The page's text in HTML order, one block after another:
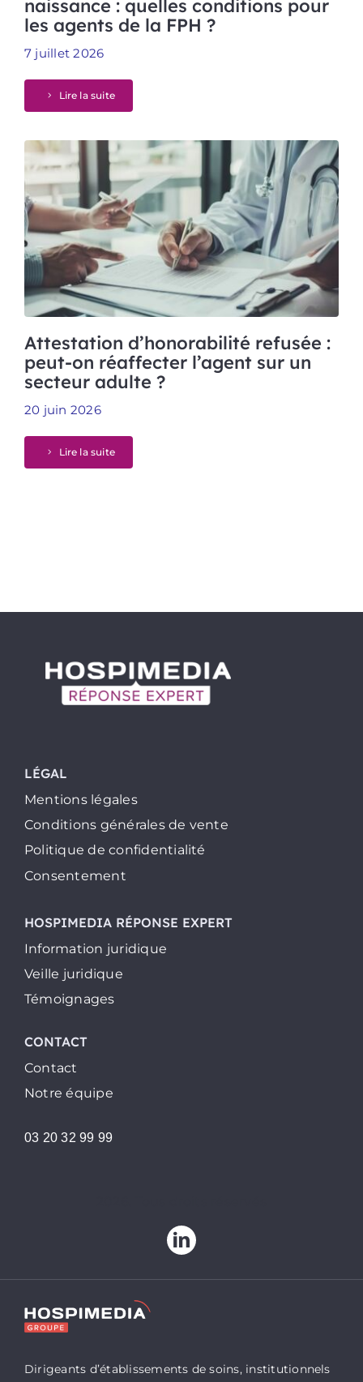
naissance : quelles conditions pour
les agents de la FPH ?
7 juillet 2026
Lire la suite
Attestation d’honorabilité refusée :
peut-on réaffecter l’agent sur un
secteur adulte ?
20 juin 2026
Lire la suite
LÉGAL
Mentions légales
Conditions générales de vente
Politique de confidentialité
Consentement
HOSPIMEDIA RÉPONSE EXPERT
Information juridique
Veille juridique
Témoignages
CONTACT
Contact
Notre équipe
03 20 32 99 99
Dirigeants d’établissements de soins, institutionnels